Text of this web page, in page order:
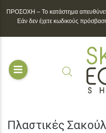
ΠΡΟΣΟΧΗ – To κατάστημα
Εάν δεν έχετε κωδικούς
Πλαστικές